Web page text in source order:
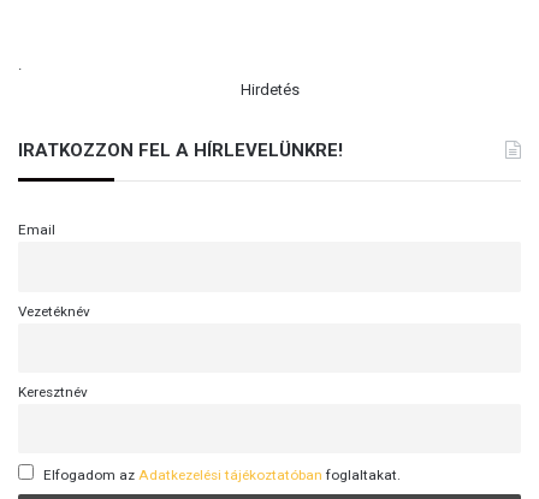
.
Hirdetés
IRATKOZZON FEL A HÍRLEVELÜNKRE!
Email
Vezetéknév
Keresztnév
Elfogadom az Adatkezelési tájékoztatóban foglaltakat.